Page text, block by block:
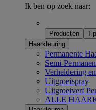
Ik ben op zoek naar:
Producten
Haarkleuring
Permanente
Semi-
Verheldering
Uitgroeispray
Uitgroeiverf
ALLE